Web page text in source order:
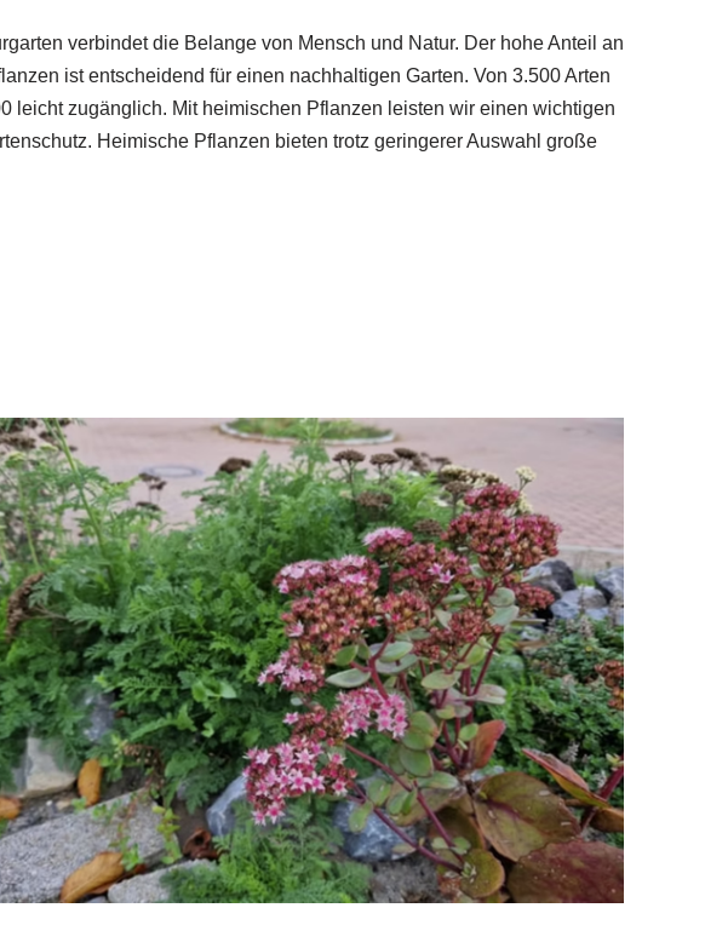
verbindet die Belange von Mensch und Natur. Der hohe Anteil an
ist entscheidend für einen nachhaltigen Garten. Von 3.500 Arten
leicht zugänglich. Mit heimischen Pflanzen leisten wir einen wichtigen
Heimische Pflanzen bieten trotz geringerer Auswahl große